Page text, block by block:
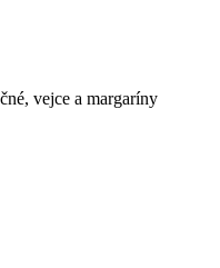
vejce a margaríny